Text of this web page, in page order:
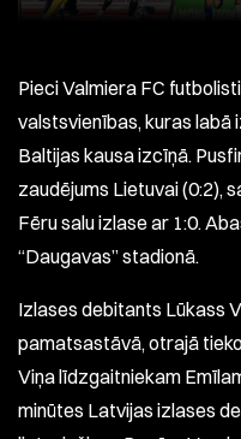
Pieci Valmiera FC
valstsvienības, kuras
Baltijas kausa izcīņā.
zaudējums Lietuvai (0:2),
Fēru salu izlase ar 1:0.
“Daugavas” stadionā.
Izlases debitants Lūkass
pamatsastāvā, otrajā
Viņa līdzgaitniekam
minūtes Latvijas izlases